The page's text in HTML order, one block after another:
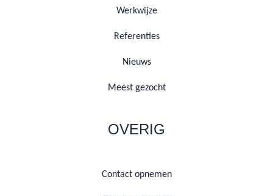
Werkwijze
Referenties
Nieuws
Meest gezocht
OVERIG
Contact opnemen